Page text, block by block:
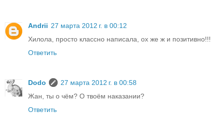
Andrii 27 марта 2012 г. в 00:12
Хилола, просто классно написала, ох же ж и позитивно!!!
Ответить
Dodo
27 марта 2012 г. в 00:58
Жан, ты о чём? О твоём наказании?
Ответить